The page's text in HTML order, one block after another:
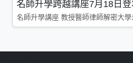
名師升學跨越講座7月18日
名師升學講座 教授醫師律師解密大學